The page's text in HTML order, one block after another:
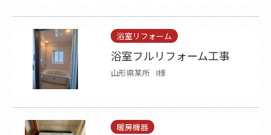
浴室リフォーム
浴室フルリフォーム工事
山形県某所 I様
暖房機器